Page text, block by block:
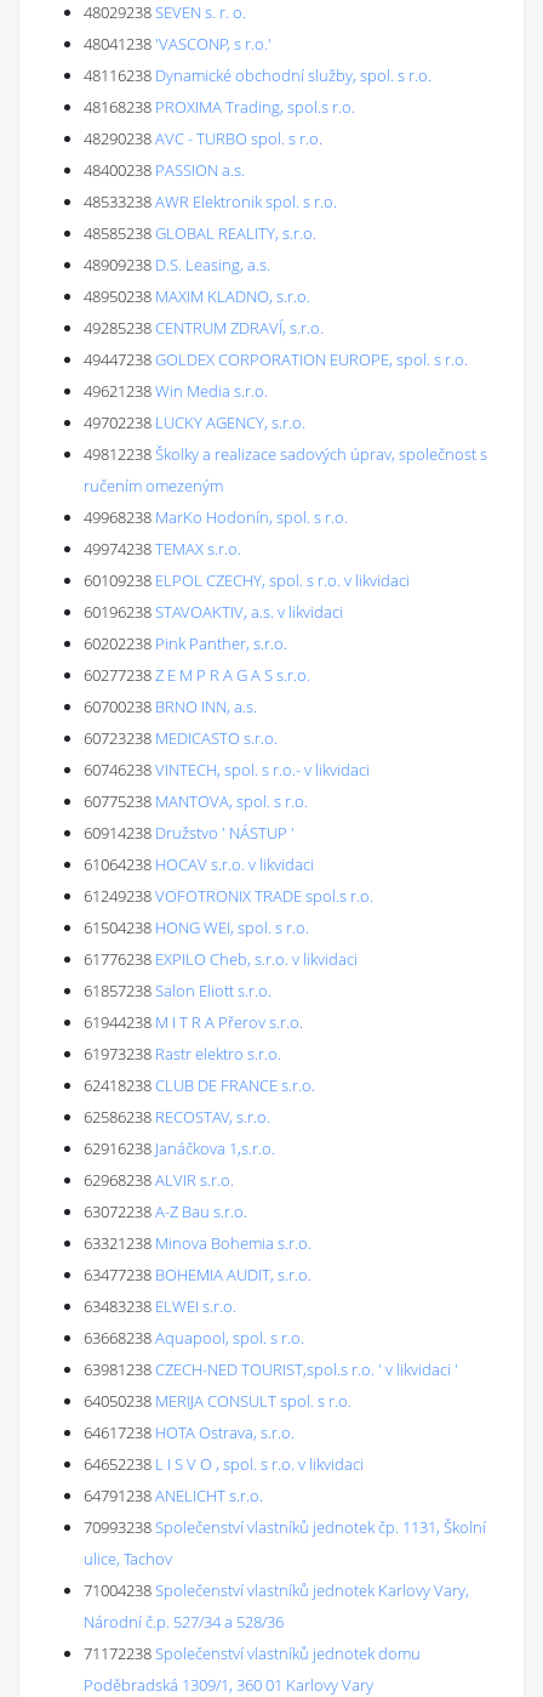
48029238SEVEN s. r. o.
48041238'VASCONP, s r.o.'
48116238 Dynamické obchodní služby, spol. s r.o.
48168238 PROXIMA Trading, spol.s r.o.
48290238AVC - TURBO spol. s r.o.
48400238 PASSION a.s.
48533238AWR Elektronik spol. s r.o.
48585238GLOBAL REALITY, s.r.o.
48909238 D.S. Leasing, a.s.
48950238 MAXIM KLADNO, s.r.o.
49285238CENTRUM ZDRAVÍ, s.r.o.
49447238GOLDEX CORPORATION EUROPE, spol. s r.o.
49621238Win Media s.r.o.
49702238 LUCKY AGENCY, s.r.o.
49812238Školky a realizace sadových úprav, společnost s
ručením omezeným
49968238 MarKo Hodonín, spol. s r.o.
49974238TEMAX s.r.o.
60109238 ELPOL CZECHY, spol. s r.o. v likvidaci
60196238STAVOAKTIV, a.s. v likvidaci
60202238 Pink Panther, s.r.o.
60277238Z E M P R A G A S s.r.o.
60700238 BRNO INN, a.s.
60723238 MEDICASTO s.r.o.
60746238VINTECH, spol. s r.o.- v likvidaci
60775238 MANTOVA, spol. s r.o.
60914238 Družstvo ' NÁSTUP '
61064238 HOCAV s.r.o. v likvidaci
61249238VOFOTRONIX TRADE spol.s r.o.
61504238 HONG WEI, spol. s r.o.
61776238 EXPILO Cheb, s.r.o. v likvidaci
61857238Salon Eliott s.r.o.
61944238 M I T R A Přerov s.r.o.
61973238 Rastr elektro s.r.o.
62418238CLUB DE FRANCE s.r.o.
62586238 RECOSTAV, s.r.o.
62916238 Janáčkova 1,s.r.o.
62968238ALVIR s.r.o.
63072238A-Z Bau s.r.o.
63321238 Minova Bohemia s.r.o.
63477238 BOHEMIA AUDIT, s.r.o.
63483238 ELWEI s.r.o.
63668238Aquapool, spol. s r.o.
63981238CZECH-NED TOURIST,spol.s r.o. ' v likvidaci '
64050238 MERIJA CONSULT spol. s r.o.
64617238 HOTA Ostrava, s.r.o.
64652238 L I S V O , spol. s r.o. v likvidaci
64791238ANELICHT s.r.o.
70993238Společenství vlastníků jednotek čp. 1131, Školní
ulice, Tachov
71004238Společenství vlastníků jednotek Karlovy Vary,
Národní č.p. 527/34 a 528/36
71172238Společenství vlastníků jednotek domu
Poděbradská 1309/1, 360 01 Karlovy Vary